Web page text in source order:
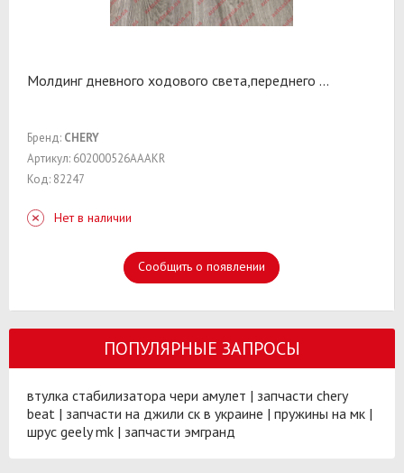
Молдинг дневного ходового света,переднего ...
Бренд: CHERY
Артикул: 602000526AAAKR
Код: 82247
Нет в наличии
Сообщить о появлении
ПОПУЛЯРНЫЕ ЗАПРОСЫ
втулка стабилизатора чери амулет | запчасти chery
beat | запчасти на джили ск в украине | пружины на мк |
шрус geely mk | запчасти эмгранд